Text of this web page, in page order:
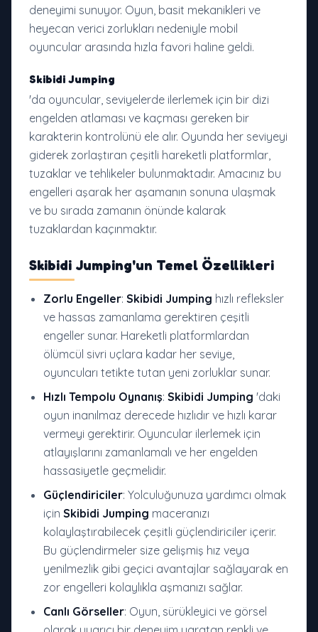
deneyimi sunuyor. Oyun, basit mekanikleri ve
heyecan verici zorlukları nedeniyle mobil
oyuncular arasında hızla favori haline geldi.
Skibidi Jumping
'da oyuncular, seviyelerde ilerlemek için bir dizi
engelden atlaması ve kaçması gereken bir
karakterin kontrolünü ele alır. Oyunda her seviyeyi
giderek zorlaştıran çeşitli hareketli platformlar,
tuzaklar ve tehlikeler bulunmaktadır. Amacınız bu
engelleri aşarak her aşamanın sonuna ulaşmak
ve bu sırada zamanın önünde kalarak
tuzaklardan kaçınmaktır.
Skibidi Jumping'un Temel Özellikleri
Zorlu Engeller: Skibidi Jumping hızlı refleksler
ve hassas zamanlama gerektiren çeşitli
engeller sunar. Hareketli platformlardan
ölümcül sivri uçlara kadar her seviye,
oyuncuları tetikte tutan yeni zorluklar sunar.
Hızlı Tempolu Oynanış: Skibidi Jumping 'daki
oyun inanılmaz derecede hızlıdır ve hızlı karar
vermeyi gerektirir. Oyuncular ilerlemek için
atlayışlarını zamanlamalı ve her engelden
hassasiyetle geçmelidir.
Güçlendiriciler: Yolculuğunuza yardımcı olmak
için Skibidi Jumping maceranızı
kolaylaştırabilecek çeşitli güçlendiriciler içerir.
Bu güçlendirmeler size gelişmiş hız veya
yenilmezlik gibi geçici avantajlar sağlayarak en
zor engelleri kolaylıkla aşmanızı sağlar.
Canlı Görseller: Oyun, sürükleyici ve görsel